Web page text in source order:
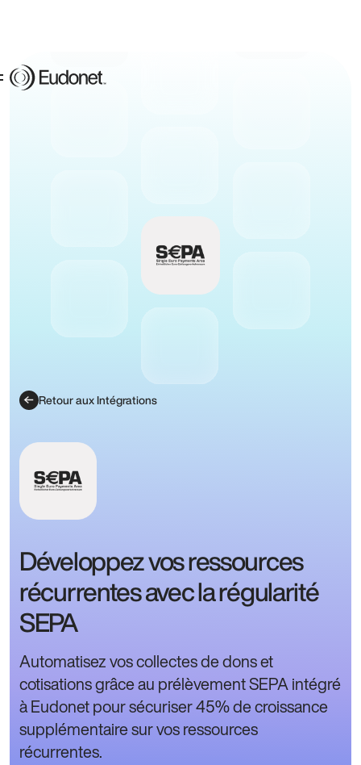
Retour aux Intégrations
Développez vos ressources
récurrentes avec la régularité
SEPA
Automatisez vos collectes de dons et
cotisations grâce au prélèvement SEPA intégré
à Eudonet pour sécuriser 45% de croissance
supplémentaire sur vos ressources
récurrentes.